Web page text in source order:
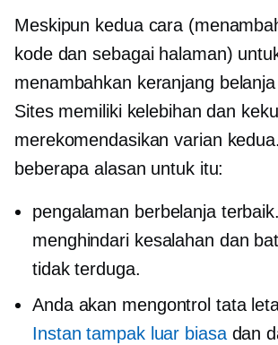
Meskipun kedua cara
kode dan sebagai halaman)
menambahkan keranjang
Sites memiliki kelebihan dan
merekomendasikan varian
beberapa alasan untuk itu:
pengalaman berbelanja
menghindari kesalahan dan
tidak terduga.
Anda akan mengontrol tata
Instan tampak luar biasadan